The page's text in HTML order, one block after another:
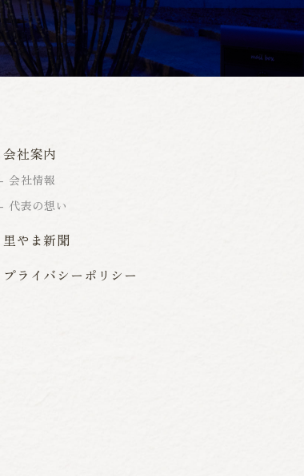
会社案内
会社情報
代表の想い
里やま新聞
プライバシーポリシー